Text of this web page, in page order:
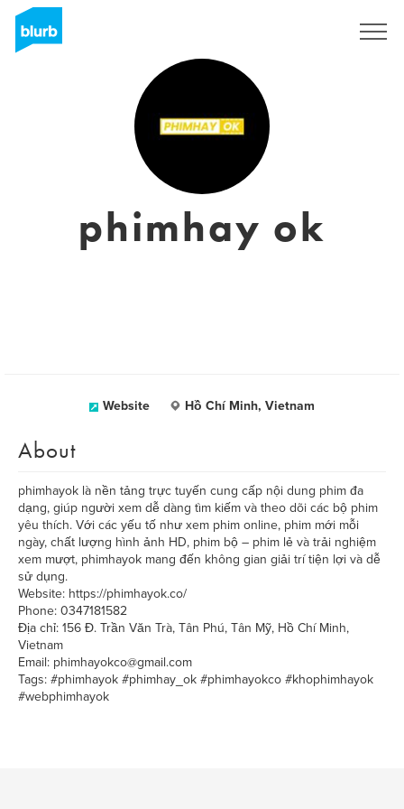
phimhay ok
Website Hồ Chí Minh, Vietnam
About
phimhayok là nền tảng trực tuyến cung cấp nội dung phim đa
dạng, giúp người xem dễ dàng tìm kiếm và theo dõi các bộ phim
yêu thích. Với các yếu tố như xem phim online, phim mới mỗi
ngày, chất lượng hình ảnh HD, phim bộ – phim lẻ và trải nghiệm
xem mượt, phimhayok mang đến không gian giải trí tiện lợi và dễ
sử dụng.
Website: https://phimhayok.co/
Phone: 0347181582
Địa chỉ: 156 Đ. Trần Văn Trà, Tân Phú, Tân Mỹ, Hồ Chí Minh,
Vietnam
Email: phimhayokco@gmail.com
Tags: #phimhayok #phimhay_ok #phimhayokco #khophimhayok
#webphimhayok